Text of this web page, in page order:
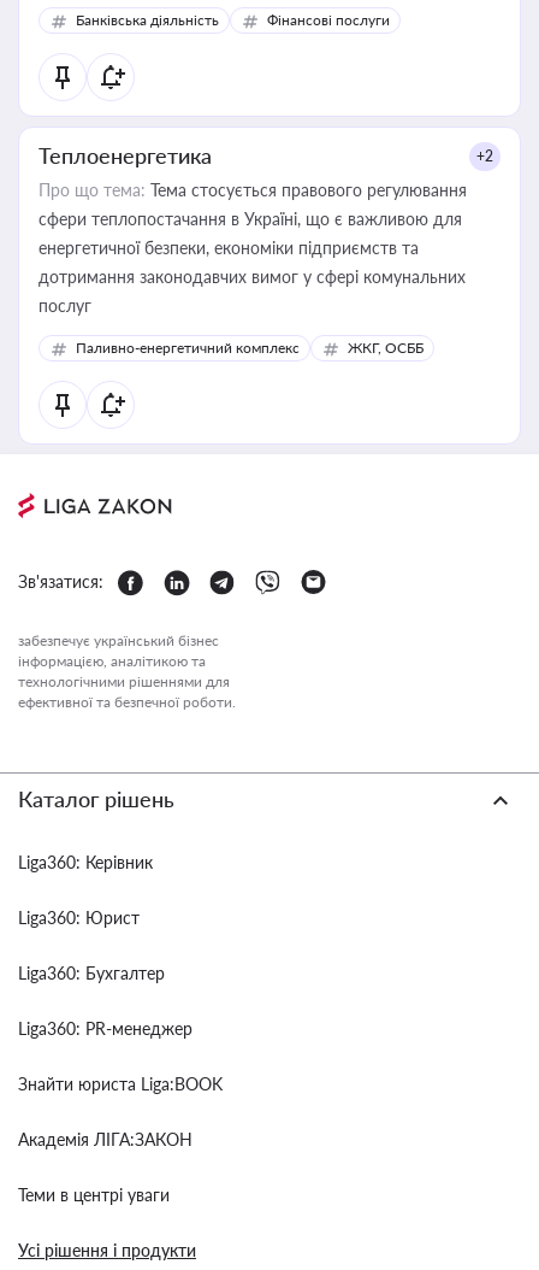
Банківська діяльність Фінансові послуги
Теплоенергетика +2
Про що тема: Тема стосується правового регулювання
сфери теплопостачання в Україні, що є важливою для
енергетичної безпеки, економіки підприємств та
дотримання законодавчих вимог у сфері комунальних
послуг
Паливно-енергетичний комплекс ЖКГ, ОСББ
Зв'язатися:
забезпечує український бізнес
інформацією, аналітикою та
технологічними рішеннями для
ефективної та безпечної роботи.
Каталог рішень
Liga360: Керівник
Liga360: Юрист
Liga360: Бухгалтер
Liga360: PR-менеджер
Знайти юриста Liga:BOOK
Академія ЛІГА:ЗАКОН
Теми в центрі уваги
Усі рішення і продукти